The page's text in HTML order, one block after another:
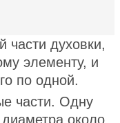
части духовки,
элементу, и
по одной.
части. Одну
около